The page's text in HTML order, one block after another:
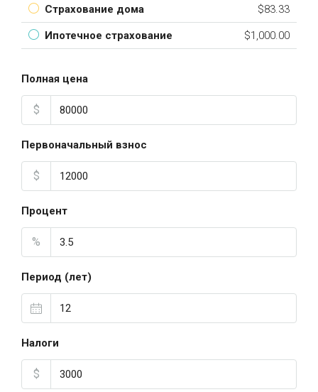
Страхование дома $83.33
Ипотечное страхование $1,000.00
Полная цена
$
Первоначальный взнос
$
Процент
%
Период (лет)
Налоги
$